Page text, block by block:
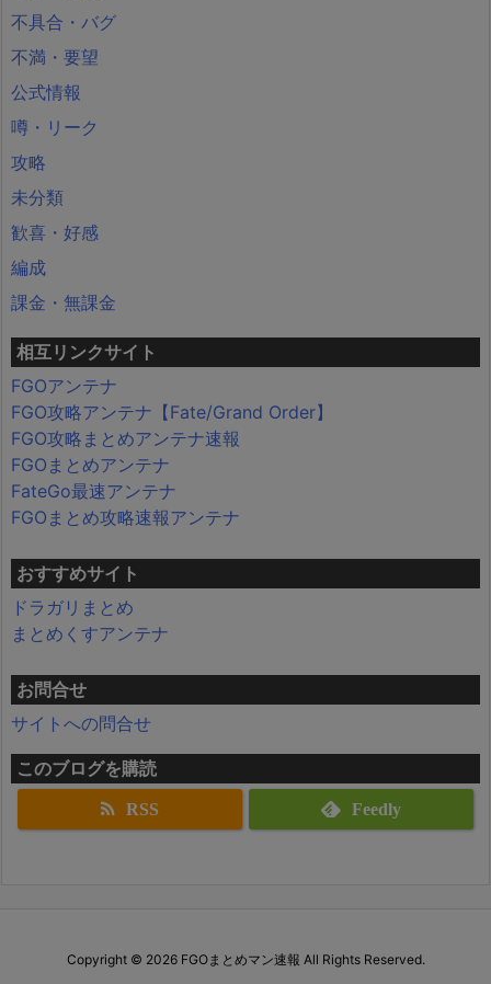
不具合・バグ
不満・要望
公式情報
噂・リーク
攻略
未分類
歓喜・好感
編成
課金・無課金
相互リンクサイト
FGOアンテナ
FGO攻略アンテナ【Fate/Grand Order】
FGO攻略まとめアンテナ速報
FGOまとめアンテナ
FateGo最速アンテナ
FGOまとめ攻略速報アンテナ
おすすめサイト
ドラガリまとめ
まとめくすアンテナ
お問合せ
サイトへの問合せ
このブログを購読
RSS Feedly
Copyright © 2026 FGOまとめマン速報 All Rights Reserved.